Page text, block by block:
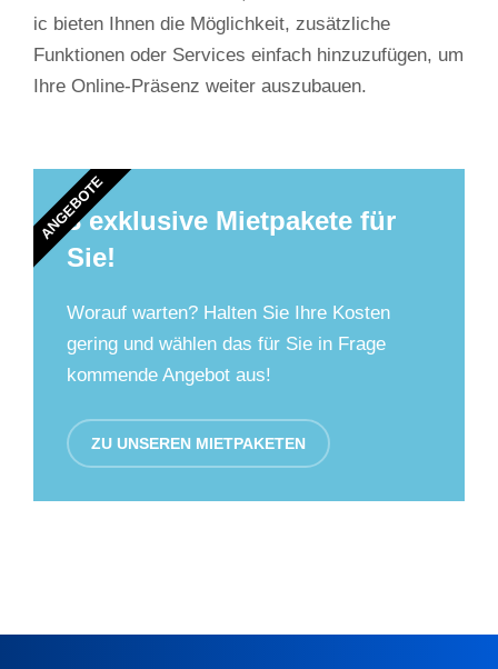
ic bieten Ihnen die Möglichkeit, zusätzliche
Funktionen oder Services einfach hinzuzufügen, um
Ihre Online-Präsenz weiter auszubauen.
3 exklusive Mietpakete für
Sie!
Worauf warten? Halten Sie Ihre Kosten
gering und wählen das für Sie in Frage
kommende Angebot aus!
ZU UNSEREN MIETPAKETEN
ANGEBOTE